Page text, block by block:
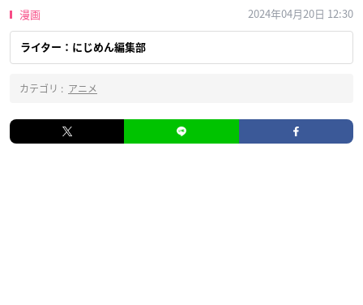
漫画 2024年04月20日 12:30
ライター：にじめん編集部
カテゴリ : アニメ